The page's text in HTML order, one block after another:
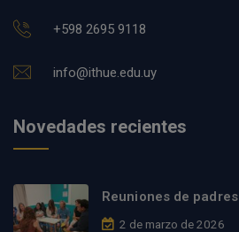
+598 2695 9118
info@ithue.edu.uy
Novedades recientes
Reuniones de padres
2 de marzo de 2026